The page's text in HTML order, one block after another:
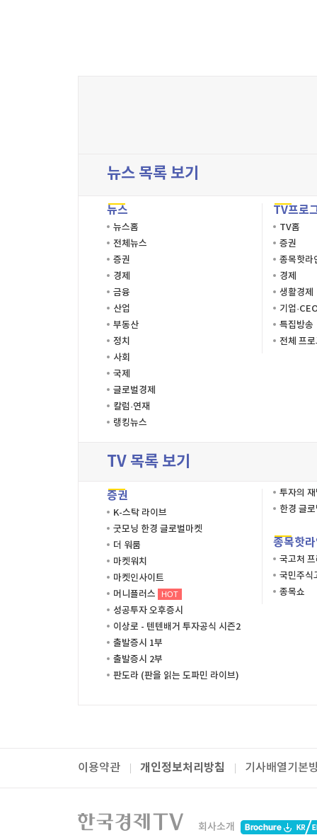
뉴스 목록 보기
뉴스
뉴스홈
전체뉴스
증권
경제
금융
산업
부동산
정치
사회
국제
글로벌경제
칼럼·연재
랭킹뉴스
TV프로
TV홈
증권
종목핫라
경제
생활경제
기업
특집방송
전체 프
TV 목록 보기
증권
K-스탁 라이브
굿모닝 한경 글로벌마켓
더 워룸
마켓워치
마켓인사이트
머니플러스
HOT
성공투자 오후증시
이상로 - 텐텐배거 투자공식 시즌2
출발증시 1부
출발증시 2부
판도라 (판을 읽는 도파민 라이브)
투자의
한경 글
종목핫
국고처
국민주식
종목쇼
이용약관 개인정보처리방침 기사배열기본
패밀리사이트
한국경제TV
회사소개